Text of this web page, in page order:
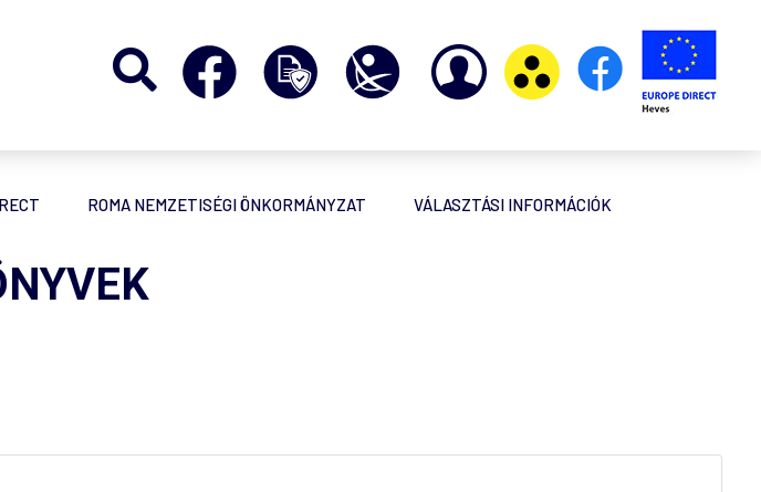
ROMA NEMZETISÉGI ÖNKORMÁNYZAT VÁLASZTÁSI INFORMÁCIÓK